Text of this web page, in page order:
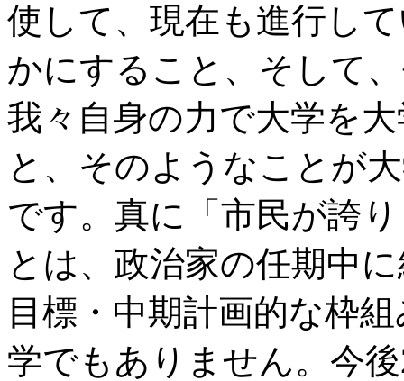
使して、現在も進行し
かにすること、そして
我々自身の力で大学を
と、そのようなことが
です。真に「市民が誇
とは、政治家の任期中
目標・中期計画的な枠
学でもありません。今